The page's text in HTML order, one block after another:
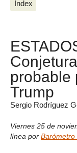
Index
probable
Trump
Sergio Rodríguez
Viernes 25 de
línea por Barómetro